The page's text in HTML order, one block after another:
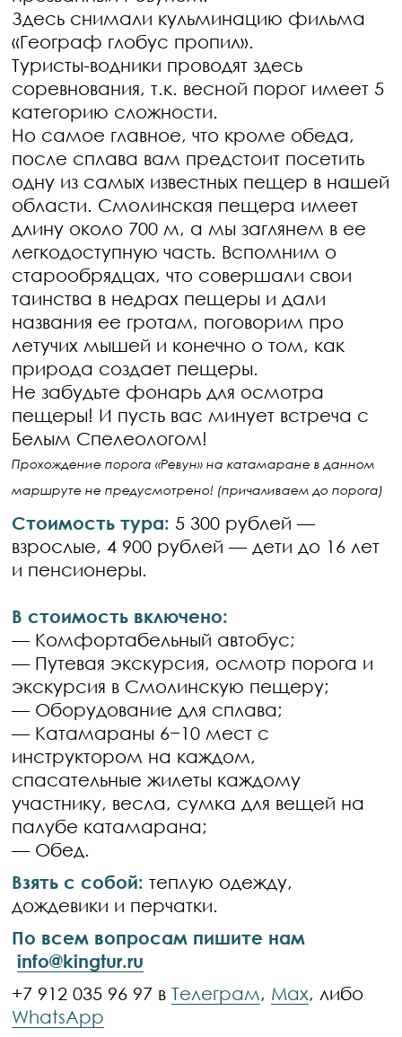
Здесь снимали кульминацию фильма
«Географ глобус пропил».
Туристы-водники проводят здесь
соревнования, т.к. весной порог имеет 5
категорию сложности.
Но самое главное, что кроме обеда,
после сплава вам предстоит посетить
одну из самых известных пещер в нашей
области. Смолинская пещера имеет
длину около 700 м, а мы заглянем в ее
легкодоступную часть. Вспомним о
старообрядцах, что совершали свои
таинства в недрах пещеры и дали
названия ее гротам, поговорим про
летучих мышей и конечно о том, как
природа создает пещеры.
Не забудьте фонарь для осмотра
пещеры! И пусть вас минует встреча с
Белым Спелеологом!
Прохождение порога «Ревун» на катамаране в данном
маршруте не предусмотрено! (причаливаем до порога)
Стоимость тура: 5 300 рублей —
взрослые, 4 900 рублей — дети до 16 лет
и пенсионеры.
В стоимость включено:
— Комфортабельный автобус;
— Путевая экскурсия, осмотр порога и
экскурсия в Смолинскую пещеру;
— Оборудование для сплава;
— Катамараны 6−10 мест с
инструктором на каждом,
спасательные жилеты каждому
участнику, весла, сумка для вещей на
палубе катамарана;
— Обед.
Взять с собой: теплую одежду,
дождевики и перчатки.
По всем вопросам пишите нам
info@kingtur.ru
+7 912 035 96 97 вТелеграм, Max, либо
WhatsApp